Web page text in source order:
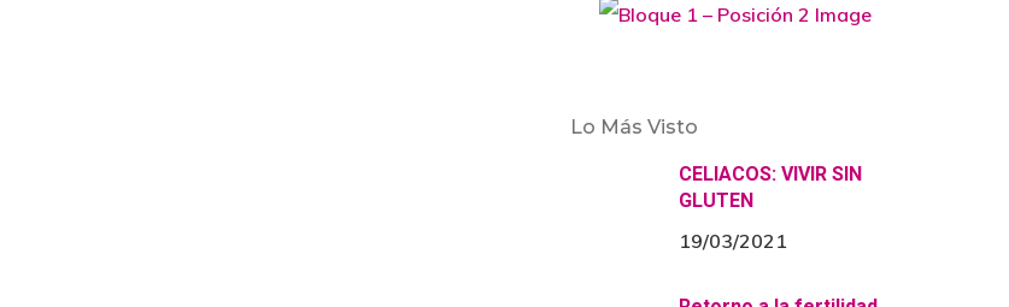
Lo Más Visto
CELIACOS: VIVIR SIN
GLUTEN
19/03/2021